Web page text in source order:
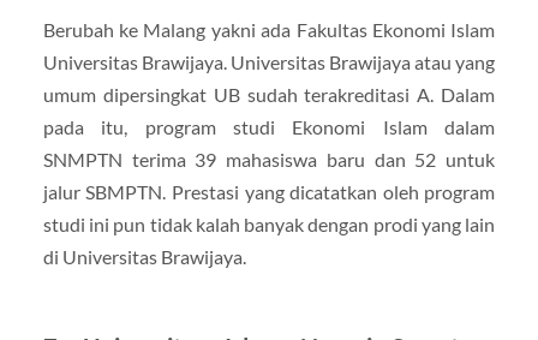
Berubah ke Malang yakni ada Fakultas Ekonomi Islam
Universitas Brawijaya. Universitas Brawijaya atau yang
umum dipersingkat UB sudah terakreditasi A. Dalam
pada itu, program studi Ekonomi Islam dalam
SNMPTN terima 39 mahasiswa baru dan 52 untuk
jalur SBMPTN. Prestasi yang dicatatkan oleh program
studi ini pun tidak kalah banyak dengan prodi yang lain
di Universitas Brawijaya.